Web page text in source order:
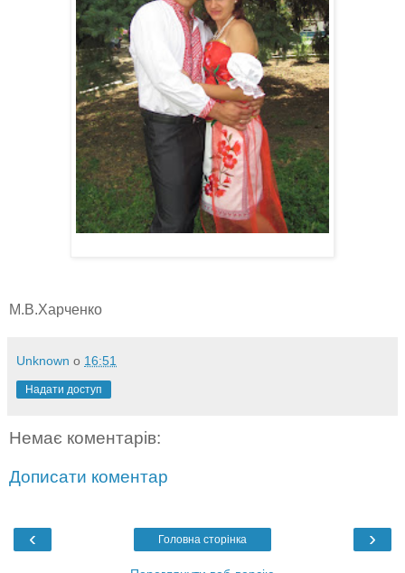
М.В.Харченко
Unknown о 16:51
Надати доступ
Немає коментарів:
Дописати коментар
‹ ›
Головна сторінка